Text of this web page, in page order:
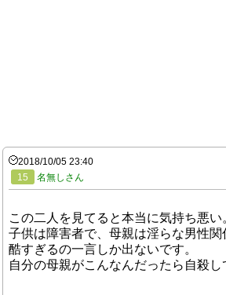
2018/10/05 23:40
15
名無しさん
この二人を見てると本当に気持ち悪い
子供は障害者で、母親は淫らな男性関
酷すぎるの一言しか出ないです。
自分の母親がこんなんだったら自殺し